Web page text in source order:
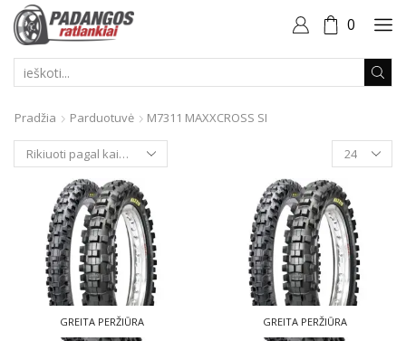
0
Pradžia Parduotuvė
M7311 MAXXCROSS SI
Produktai
puslapyje
GREITA PERŽIŪRA GREITA PERŽIŪRA